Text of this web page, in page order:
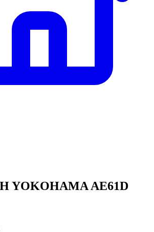
YOKOHAMA AE61D